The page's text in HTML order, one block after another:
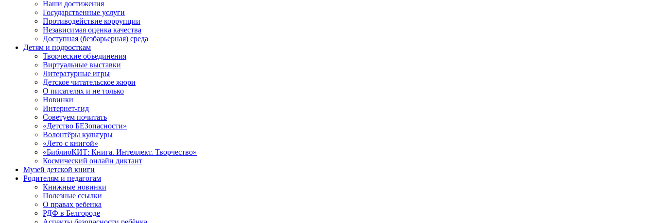
Наши достижения
Государственные услуги
Противодействие коррупции
Независимая оценка качества
Доступная (безбарьерная) среда
Детям и подросткам
Творческие объединения
Виртуальные выставки
Литературные игры
Детское читательское жюри
О писателях и не только
Новинки
Интернет-гид
Советуем почитать
«Детство БЕЗопасности»
Волонтёры культуры
«Лето с книгой»
«БиблиоКИТ: Книга. Интеллект. Творчество»
Космический онлайн диктант
Музей детской книги
Родителям и педагогам
Книжные новинки
Полезные ссылки
О правах ребенка
РДФ в Белгороде